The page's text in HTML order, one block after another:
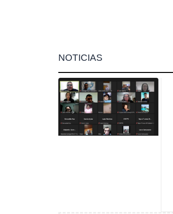
NOTICIAS